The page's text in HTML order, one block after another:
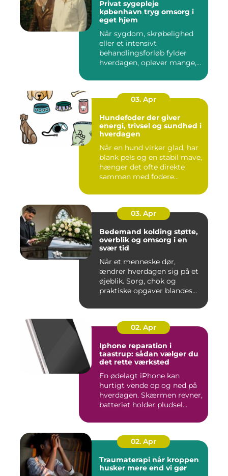
Privat sygepleje
københavn tryg omsorg i
eget hjem
Når sygdom, skrøbelighed
eller et intensivt
behandlingsforløb fylder
hverdagen, oplever mange,
03. Apr
Hundefoder der giver
energi, trivsel og sundhed i
hverdagen
Når en hund virker glad, har
blank pels og en stabil mave,
hænger det ofte direkte
sammen med fodere...
03. Apr
Bedemand kolding støtte,
overblik og omsorg i en
svær tid
Når et menneske dør,
ændrer hverdagen sig på et
øjeblik. Sorg, chok og
praktiske opgaver blandes
02. Apr
Iphone reparation i
taastrup: sådan vælger du
det rette værksted
En ødelagt iPhone kan
hurtigt vende op og ned på
hverdagen. Skærmen revner,
batteriet holder pludsel...
02. Apr
Traumaterapi når kroppen
husker mere end vi gør